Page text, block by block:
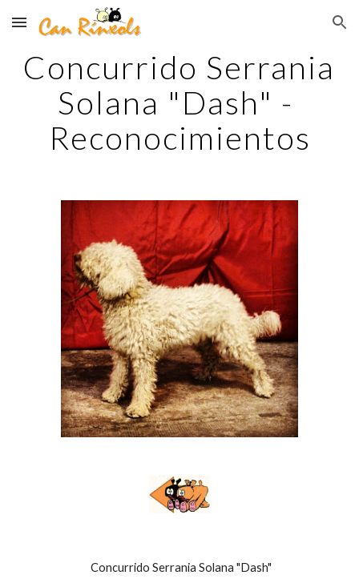
Skip to main content Skip to navigation
Concurrido Serrania
Solana "Dash" -
Reconocimientos
Concurrido Serrania Solana "Dash"